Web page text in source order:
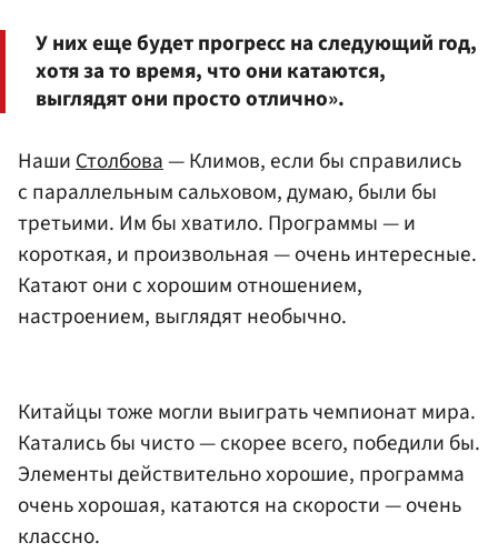
У них еще будет прогресс на следующий год,
хотя за то время, что они катаются,
выглядят они просто отлично».
НашиСтолбова— Климов, если бы справились
с параллельным сальховом, думаю, были бы
третьими. Им бы хватило. Программы — и
короткая, и произвольная — очень интересные.
Катают они с хорошим отношением,
настроением, выглядят необычно.
Китайцы тоже могли выиграть чемпионат мира.
Катались бы чисто — скорее всего, победили бы.
Элементы действительно хорошие, программа
очень хорошая, катаются на скорости — очень
классно.